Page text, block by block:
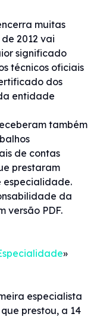
muitas
2012 vai
significado
técnicos oficiais
dos
entidade
também
de contas
prestaram
especialidade.
da
versão PDF.
»
especialista
prestou, a 14